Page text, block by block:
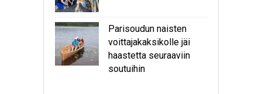
Parisoudun naisten
voittajakaksikolle jäi
haastetta seuraaviin
soutuihin